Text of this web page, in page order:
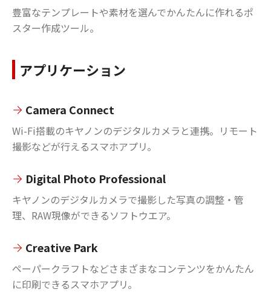
豊富なテンプレートや素材を選んでかんたんに作れるポ
スター作成ツール。
アプリケーション
Camera Connect
Wi-Fi搭載のキヤノンのデジタルカメラと連携。リモート
撮影などが行えるスマホアプリ。
Digital Photo Professional
キヤノンのデジタルカメラで撮影した写真の調整・管
理、RAW現像ができるソフトウエア。
Creative Park
ペーパークラフトなどさまざまなコンテンツをかんたん
に印刷できるスマホアプリ。